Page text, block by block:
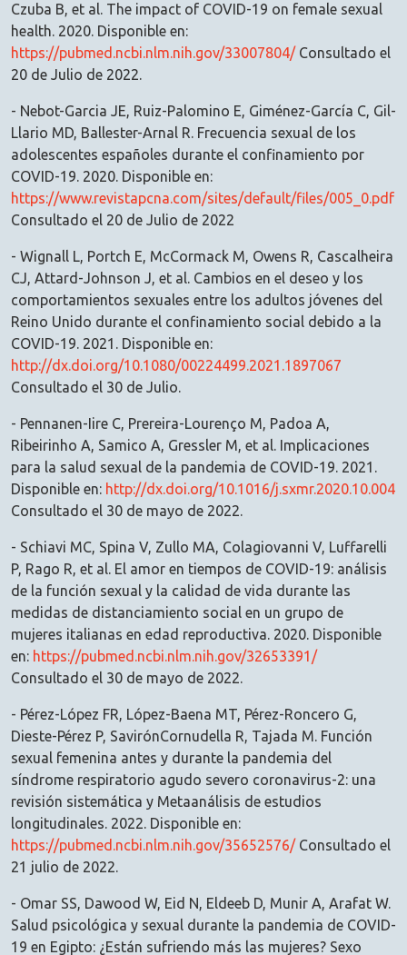
Czuba B, et al. The impact of COVID-19 on female sexual
health. 2020. Disponible en:
https://pubmed.ncbi.nlm.nih.gov/33007804/Consultado el
20 de Julio de 2022.
- Nebot-Garcia JE, Ruiz-Palomino E, Giménez-García C, Gil-
Llario MD, Ballester-Arnal R. Frecuencia sexual de los
adolescentes españoles durante el confinamiento por
COVID-19. 2020. Disponible en:
https://www.revistapcna.com/sites/default/files/005_0.pdf
Consultado el 20 de Julio de 2022
- Wignall L, Portch E, McCormack M, Owens R, Cascalheira
CJ, Attard-Johnson J, et al. Cambios en el deseo y los
comportamientos sexuales entre los adultos jóvenes del
Reino Unido durante el confinamiento social debido a la
COVID-19. 2021. Disponible en:
http://dx.doi.org/10.1080/00224499.2021.1897067
Consultado el 30 de Julio.
- Pennanen-Iire C, Prereira-Lourenço M, Padoa A,
Ribeirinho A, Samico A, Gressler M, et al. Implicaciones
para la salud sexual de la pandemia de COVID-19. 2021.
Disponible en: http://dx.doi.org/10.1016/j.sxmr.2020.10.004
Consultado el 30 de mayo de 2022.
- Schiavi MC, Spina V, Zullo MA, Colagiovanni V, Luffarelli
P, Rago R, et al. El amor en tiempos de COVID-19: análisis
de la función sexual y la calidad de vida durante las
medidas de distanciamiento social en un grupo de
mujeres italianas en edad reproductiva. 2020. Disponible
en: https://pubmed.ncbi.nlm.nih.gov/32653391/
Consultado el 30 de mayo de 2022.
- Pérez-López FR, López-Baena MT, Pérez-Roncero G,
Dieste-Pérez P, SavirónCornudella R, Tajada M. Función
sexual femenina antes y durante la pandemia del
síndrome respiratorio agudo severo coronavirus-2: una
revisión sistemática y Metaanálisis de estudios
longitudinales. 2022. Disponible en:
https://pubmed.ncbi.nlm.nih.gov/35652576/Consultado el
21 julio de 2022.
- Omar SS, Dawood W, Eid N, Eldeeb D, Munir A, Arafat W.
Salud psicológica y sexual durante la pandemia de COVID-
19 en Egipto: ¿Están sufriendo más las mujeres? Sexo